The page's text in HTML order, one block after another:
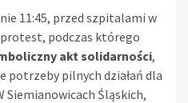
11:45, przed szpitalami w
podczas którego
akt solidarności,
potrzeby pilnych działań dla
Śląskich,